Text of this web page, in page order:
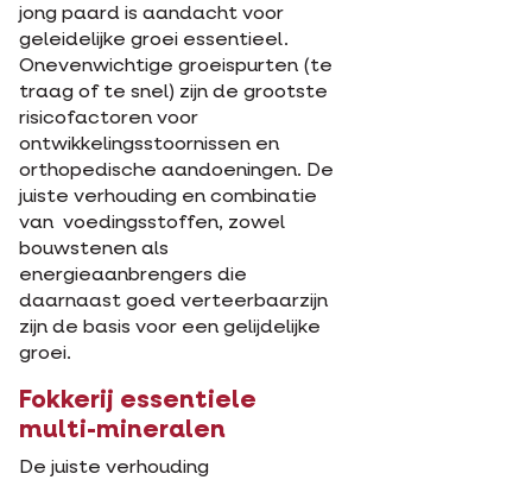
jong paard is aandacht voor
geleidelijke groei essentieel.
Onevenwichtige groeispurten (te
traag of te snel) zijn de grootste
risicofactoren voor
ontwikkelingsstoornissen en
orthopedische aandoeningen. De
juiste verhouding en combinatie
van voedingsstoffen, zowel
bouwstenen als
energieaanbrengers die
daarnaast goed verteerbaarzijn
zijn de basis voor een gelijdelijke
groei.
Fokkerij essentiele
multi-mineralen
De juiste verhouding